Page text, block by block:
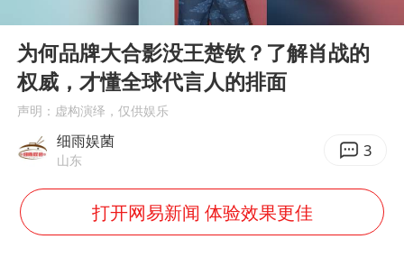
以军士兵把枪口对准中国记者
上门女婿出轨女邻居多年被判重婚罪
韩军前线部队连曝丑闻
《龙餐馆》 冲奖
笔试第一被劝弃考涉事副校长被撤职
构建更高水平的全民健身公共服务体系
挡“张雪机车”民进党当局怕什么
Play
为何品牌大合影没王楚钦？了解肖战的
权威，才懂全球代言人的排面
声明：虚构演绎，仅供娱乐
细雨娱菌
山东 3
打开网易新闻 体验效果更佳